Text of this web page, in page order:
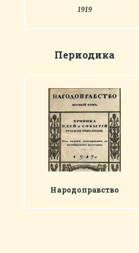
1919
Периодика
Народоправство